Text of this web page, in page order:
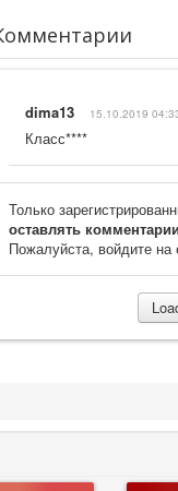
dima13 15.10.2019
Класс****
Только
оставлять
Пожалуйста, войдите на